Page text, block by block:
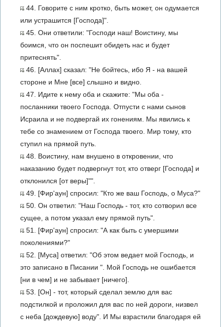
44. Говорите с ним кротко, быть может, он одумается
или устрашится [Господа]".
45. Они ответили: "Господи наш! Воистину, мы
боимся, что он поспешит обидеть нас и будет
притеснять".
46. [Аллах] сказал: "Не бойтесь, ибо Я - на вашей
стороне и Мне [все] слышно и видно.
47. Идите к нему оба и скажите: "Мы оба -
посланники твоего Господа. Отпусти с нами сынов
Исраила и не подвергай их гонениям. Мы явились к
тебе со знамением от Господа твоего. Мир тому, кто
ступил на прямой путь.
48. Воистину, нам внушено в откровении, что
наказанию будет подвергнут тот, кто отверг [Господа] и
отклонился [от веры]"".
49. [Фир'аун] спросил: "Кто же ваш Господь, о Муса?"
50. Он ответил: "Наш Господь - тот, кто сотворил все
сущее, а потом указал ему прямой путь".
51. [Фир'аун] спросил: "А как быть с умершими
поколениями?"
52. [Муса] ответил: "Об этом ведает мой Господь, и
это записано в Писании ". Мой Господь не ошибается
[ни в чем] и не забывает [ничего].
53. [Он] - тот, который сделал землю для вас
подстилкой и проложил для вас по ней дороги, низвел
с неба [дождевую] воду". И Мы взрастили благодаря ей